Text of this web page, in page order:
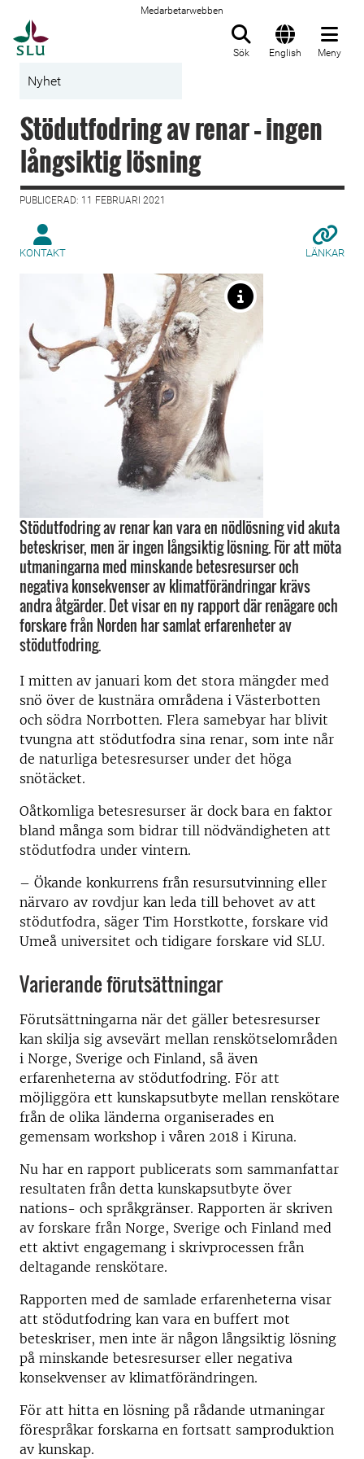
Medarbetarwebben
Sök English Meny
Nyhet
Stödutfodring av renar – ingen
långsiktig lösning
PUBLICERAD: 11 FEBRUARI 2021
KONTAKT LÄNKAR
Stödutfodring av renar kan vara en nödlösning vid akuta
beteskriser, men är ingen långsiktig lösning. För att möta
utmaningarna med minskande betesresurser och
negativa konsekvenser av klimatförändringar krävs
andra åtgärder. Det visar en ny rapport där renägare och
forskare från Norden har samlat erfarenheter av
stödutfodring.
I mitten av januari kom det stora mängder med
snö över de kustnära områdena i Västerbotten
och södra Norrbotten. Flera samebyar har blivit
tvungna att stödutfodra sina renar, som inte når
de naturliga betesresurser under det höga
snötäcket.
Oåtkomliga betesresurser är dock bara en faktor
bland många som bidrar till nödvändigheten att
stödutfodra under vintern.
– Ökande konkurrens från resursutvinning eller
närvaro av rovdjur kan leda till behovet av att
stödutfodra, säger Tim Horstkotte, forskare vid
Umeå universitet och tidigare forskare vid SLU.
Varierande förutsättningar
Förutsättningarna när det gäller betesresurser
kan skilja sig avsevärt mellan renskötselområden
i Norge, Sverige och Finland, så även
erfarenheterna av stödutfodring. För att
möjliggöra ett kunskapsutbyte mellan renskötare
från de olika länderna organiserades en
gemensam workshop i våren 2018 i Kiruna.
Nu har en rapport publicerats som sammanfattar
resultaten från detta kunskapsutbyte över
nations- och språkgränser. Rapporten är skriven
av forskare från Norge, Sverige och Finland med
ett aktivt engagemang i skrivprocessen från
deltagande renskötare.
Rapporten med de samlade erfarenheterna visar
att stödutfodring kan vara en buffert mot
beteskriser, men inte är någon långsiktig lösning
på minskande betesresurser eller negativa
konsekvenser av klimatförändringen.
För att hitta en lösning på rådande utmaningar
förespråkar forskarna en fortsatt samproduktion
av kunskap.